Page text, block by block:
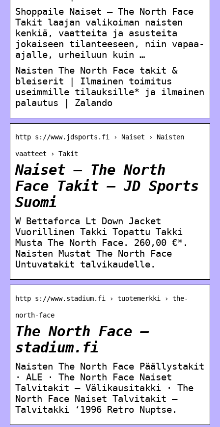
Shoppaile Naiset – The North Face
Takit laajan valikoiman naisten
kenkiä, vaatteita ja asusteita
jokaiseen tilanteeseen, niin vapaa-
ajalle, urheiluun kuin …
Naisten The North Face takit &
bleiserit | Ilmainen toimitus
useimmille tilauksille* ja ilmainen
palautus | Zalando
http s://www.jdsports.fi › Naiset › Naisten
vaatteet › Takit
Naiset – The North
Face Takit – JD Sports
Suomi
W Bettaforca Lt Down Jacket
Vuorillinen Takki Topattu Takki
Musta The North Face. 260,00 €*.
Naisten Mustat The North Face
Untuvatakit talvikaudelle.
http s://www.stadium.fi › tuotemerkki › the-
north-face
The North Face –
stadium.fi
Naisten The North Face Päällystakit
· ALE · The North Face Naiset
Talvitakit – Välikausitakki · The
North Face Naiset Talvitakit –
Talvitakki ‘1996 Retro Nuptse.